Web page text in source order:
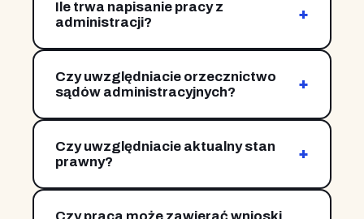
Ile trwa napisanie pracy z
administracji?
+
kolejne rozdziały na bieżąco.
Czy uwzględniacie orzecznictwo
sądów administracyjnych?
+
przepisów i praktyki.
Czy uwzględniacie aktualny stan
prawny?
+
powołaniem podstaw prawnych.